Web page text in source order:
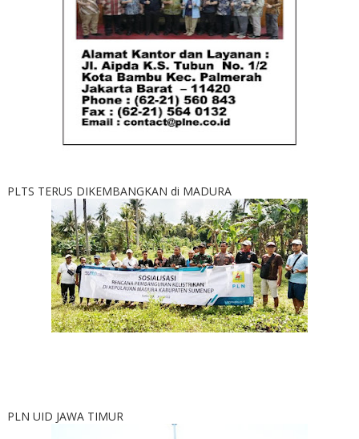
PLTS TERUS DIKEMBANGKAN di MADURA
PLN UID JAWA TIMUR